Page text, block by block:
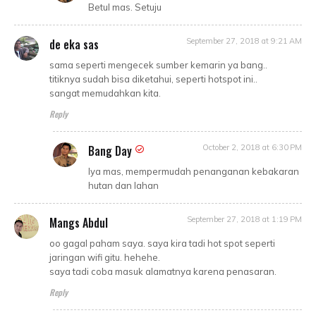
Betul mas. Setuju
de eka sas September 27, 2018 at 9:21 AM
sama seperti mengecek sumber kemarin ya bang..
titiknya sudah bisa diketahui, seperti hotspot ini..
sangat memudahkan kita.
Reply
Bang Day October 2, 2018 at 6:30 PM
Iya mas, mempermudah penanganan kebakaran
hutan dan lahan
Mangs Abdul September 27, 2018 at 1:19 PM
oo gagal paham saya. saya kira tadi hot spot seperti
jaringan wifi gitu. hehehe.
saya tadi coba masuk alamatnya karena penasaran.
Reply